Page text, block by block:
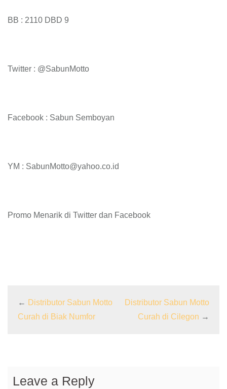
BB : 2110 DBD 9
Twitter : @SabunMotto
Facebook : Sabun Semboyan
YM : SabunMotto@yahoo.co.id
Promo Menarik di Twitter dan Facebook
← Distributor Sabun Motto
Curah di Biak Numfor
Distributor Sabun Motto
Curah di Cilegon →
Leave a Reply